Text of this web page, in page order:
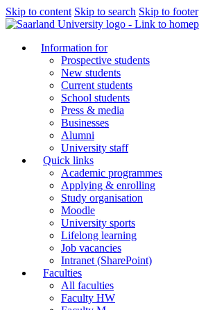
Skip to content Skip to search Skip to footer
Information for
Prospective students
New students
Current students
School students
Press & media
Businesses
Alumni
University staff
Quick links
Academic programmes
Applying & enrolling
Study organisation
Moodle
University sports
Lifelong learning
Job vacancies
Intranet (SharePoint)
Faculties
All faculties
Faculty HW